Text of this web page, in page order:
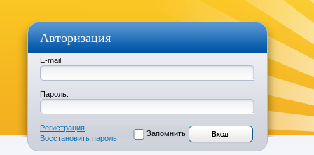
Авторизация
E-mail:
Пароль:
Регистрация
Восстановить пароль
Запомнить